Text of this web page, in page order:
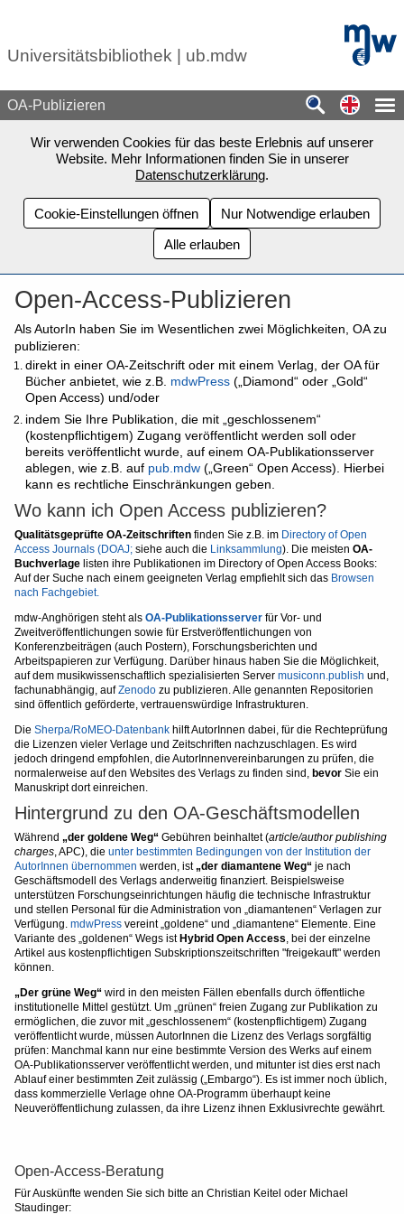
Universitätsbibliothek | ub.mdw
mdw -
OA-Publizieren
Wir verwenden Cookies für das beste Erlebnis auf unserer
Website. Mehr Informationen finden Sie in unserer
Datenschutzerklärung.
Cookie-Einstellungen öffnen
Nur Notwendige erlauben
Alle erlauben
Open-Access-Publizieren
Als AutorIn haben Sie im Wesentlichen zwei Möglichkeiten, OA zu
publizieren:
direkt in einer OA-Zeitschrift oder mit einem Verlag, der OA für
Bücher anbietet, wie z.B. mdwPress („Diamond“ oder „Gold“
Open Access) und/oder
indem Sie Ihre Publikation, die mit „geschlossenem“
(kostenpflichtigem) Zugang veröffentlicht werden soll oder
bereits veröffentlicht wurde, auf einem OA-Publikationsserver
ablegen, wie z.B. auf pub.mdw („Green“ Open Access). Hierbei
kann es rechtliche Einschränkungen geben.
Wo kann ich Open Access publizieren?
Qualitätsgeprüfte OA-Zeitschriften finden Sie z.B. im Directory of Open
Access Journals (DOAJ; siehe auch die Linksammlung). Die meisten OA-
Buchverlage listen ihre Publikationen im Directory of Open Access Books:
Auf der Suche nach einem geeigneten Verlag empfiehlt sich das Browsen
nach Fachgebiet.
mdw-Anghörigen steht als OA-Publikationsserver für Vor- und
Zweitveröffentlichungen sowie für Erstveröffentlichungen von
Konferenzbeiträgen (auch Postern), Forschungsberichten und
Arbeitspapieren zur Verfügung. Darüber hinaus haben Sie die Möglichkeit,
auf dem musikwissenschaftlich spezialisierten Server musiconn.publish und,
fachunabhängig, aufZenodo zu publizieren. Alle genannten Repositorien
sind öffentlich geförderte, vertrauenswürdige Infrastrukturen.
Die Sherpa/RoMEO-Datenbank hilft AutorInnen dabei, für die Rechteprüfung
die Lizenzen vieler Verlage und Zeitschriften nachzuschlagen. Es wird
jedoch dringend empfohlen, die AutorInnenvereinbarungen zu prüfen, die
normalerweise auf den Websites des Verlags zu finden sind, bevor Sie ein
Manuskript dort einreichen.
Hintergrund zu den OA-Geschäftsmodellen
Während „der goldene Weg“ Gebühren beinhaltet (article/author publishing
charges, APC), die unter bestimmten Bedingungen von der Institution der
AutorInnen übernommen werden, ist„der diamantene Weg“ je nach
Geschäftsmodell des Verlags anderweitig finanziert. Beispielsweise
unterstützen Forschungseinrichtungen häufig die technische Infrastruktur
und stellen Personal für die Administration von „diamantenen“ Verlagen zur
Verfügung. mdwPress vereint „goldene“ und „diamantene“ Elemente. Eine
Variante des „goldenen“ Wegs ist Hybrid Open Access, bei der einzelne
Artikel aus kostenpflichtigen Subskriptionszeitschriften "freigekauft" werden
können.
„Der grüne Weg“ wird in den meisten Fällen ebenfalls durch öffentliche
institutionelle Mittel gestützt. Um „grünen“ freien Zugang zur Publikation zu
ermöglichen, die zuvor mit „geschlossenem“ (kostenpflichtigem) Zugang
veröffentlicht wurde, müssen AutorInnen die Lizenz des Verlags sorgfältig
prüfen: Manchmal kann nur eine bestimmte Version des Werks auf einem
OA-Publikationsserver veröffentlicht werden, und mitunter ist dies erst nach
Ablauf einer bestimmten Zeit zulässig („Embargo“). Es ist immer noch üblich,
dass kommerzielle Verlage ohne OA-Programm überhaupt keine
Neuveröffentlichung zulassen, da ihre Lizenz ihnen Exklusivrechte gewährt.
Open-Access-Beratung
Für Auskünfte wenden Sie sich bitte an Christian Keitel oder Michael
Staudinger: